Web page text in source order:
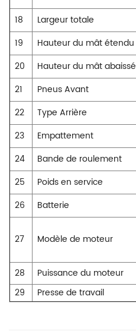
18 Largeur totale
19
Hauteur du mât étendu
20
Hauteur du mât abaissé
21
Pneus Avant
22
Type Arrière
23
Empattement
24
Bande de roulement
25
Poids en service
26
Batterie
27 Modèle de moteur
28 Puissance du moteur
29
Presse de travail